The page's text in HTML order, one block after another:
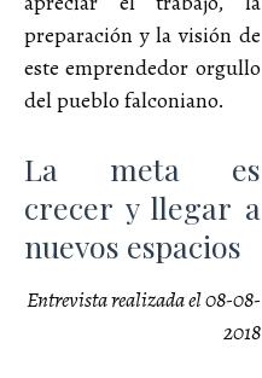
preparación y la visión de
este emprendedor orgullo
del pueblo falconiano.
La meta es
crecer y llegar a
nuevos espacios
Entrevista realizada el 08-08-
2018